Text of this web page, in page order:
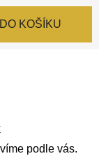
DO KOŠÍKU
podle vás.